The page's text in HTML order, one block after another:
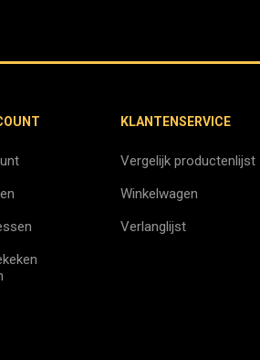
KLANTENSERVICE
Vergelijk productenlijst
Winkelwagen
Verlanglijst